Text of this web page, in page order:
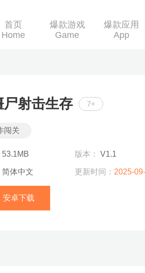
首页
Home
爆款游戏
Game
爆款应用
App
尸射击生存 7+
闯关
53.1MB 版本： V1.1
简体中文 更新时间： 2025-
安卓下载